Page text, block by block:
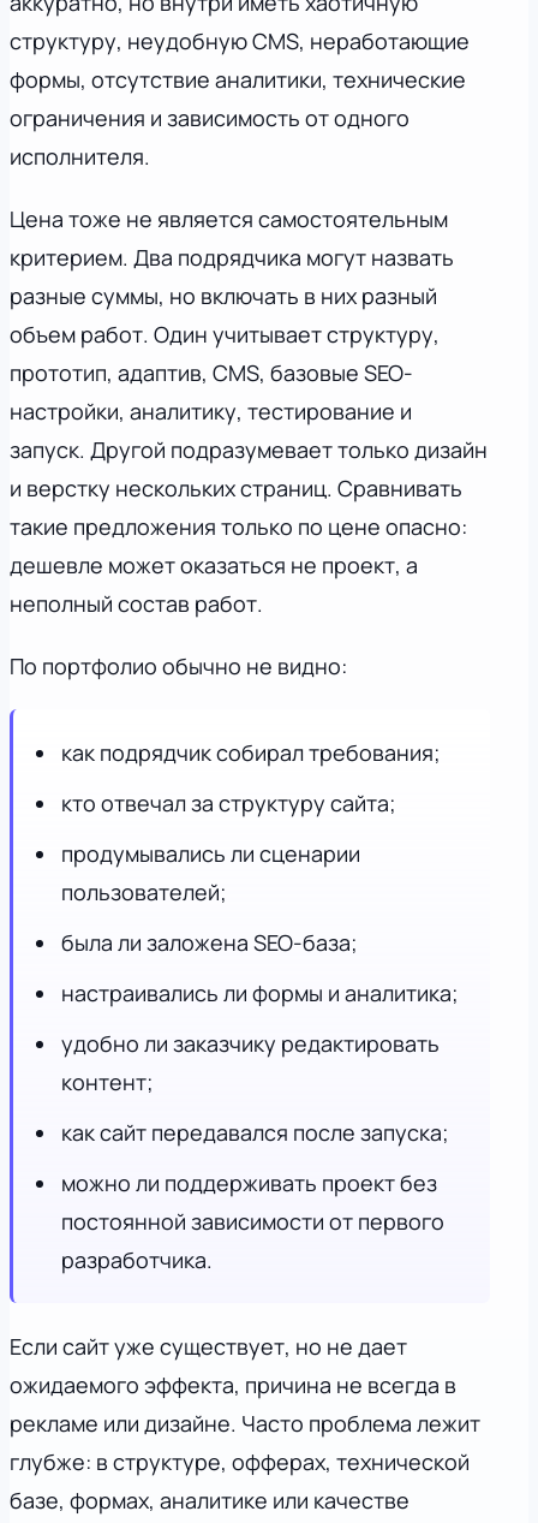
структуру, неудобную CMS, неработающие
формы, отсутствие аналитики, технические
ограничения и зависимость от одного
исполнителя.
Цена тоже не является самостоятельным
критерием. Два подрядчика могут назвать
разные суммы, но включать в них разный
объем работ. Один учитывает структуру,
прототип, адаптив, CMS, базовые SEO-
настройки, аналитику, тестирование и
запуск. Другой подразумевает только дизайн
и верстку нескольких страниц. Сравнивать
такие предложения только по цене опасно:
дешевле может оказаться не проект, а
неполный состав работ.
По портфолио обычно не видно:
как подрядчик собирал требования;
кто отвечал за структуру сайта;
продумывались ли сценарии
пользователей;
была ли заложена SEO-база;
настраивались ли формы и аналитика;
удобно ли заказчику редактировать
контент;
как сайт передавался после запуска;
можно ли поддерживать проект без
постоянной зависимости от первого
разработчика.
Если сайт уже существует, но не дает
ожидаемого эффекта, причина не всегда в
рекламе или дизайне. Часто проблема лежит
глубже: в структуре, офферах, технической
базе, формах, аналитике или качестве